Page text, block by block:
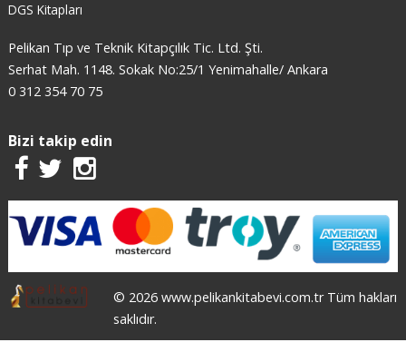
DGS Kitapları
Pelikan Tıp ve Teknik Kitapçılık Tic. Ltd. Şti.
Serhat Mah. 1148. Sokak No:25/1 Yenimahalle/ Ankara
0 312 354 70 75
Bizi takip edin
© 2026 www.pelikankitabevi.com.tr Tüm hakları
saklıdır.